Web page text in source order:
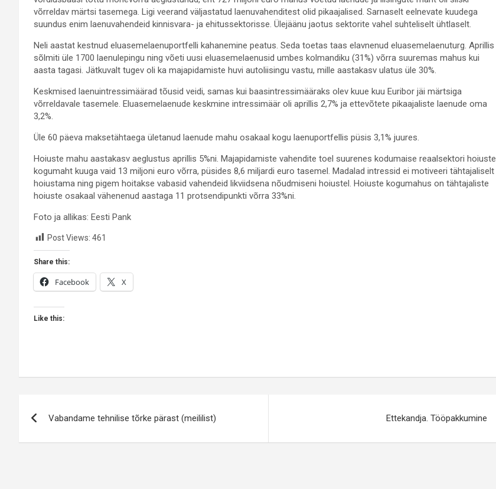
võrreldav märtsi tasemega. Ligi veerand väljastatud laenuvahenditest olid pikaajalised. Sarnaselt eelnevate kuudega
suundus enim laenuvahendeid kinnisvara- ja ehitussektorisse. Ülejäänu jaotus sektorite vahel suhteliselt ühtlaselt.
Neli aastat kestnud eluasemelaenuportfelli kahanemine peatus. Seda toetas taas elavnenud eluasemelaenuturg. Aprillis
sõlmiti üle 1700 laenulepingu ning võeti uusi eluasemelaenusid umbes kolmandiku (31%) võrra suuremas mahus kui
aasta tagasi. Jätkuvalt tugev oli ka majapidamiste huvi autoliisingu vastu, mille aastakasv ulatus üle 30%.
Keskmised laenuintressimäärad tõusid veidi, samas kui baasintressimääraks olev kuue kuu Euribor jäi märtsiga
võrreldavale tasemele. Eluasemelaenude keskmine intressimäär oli aprillis 2,7% ja ettevõtete pikaajaliste laenude oma
3,2%.
Üle 60 päeva maksetähtaega ületanud laenude mahu osakaal kogu laenuportfellis püsis 3,1% juures.
Hoiuste mahu aastakasv aeglustus aprillis 5%ni. Majapidamiste vahendite toel suurenes kodumaise reaalsektori hoiuste
kogumaht kuuga vaid 13 miljoni euro võrra, püsides 8,6 miljardi euro tasemel. Madalad intressid ei motiveeri tähtajaliselt
hoiustama ning pigem hoitakse vabasid vahendeid likviidsena nõudmiseni hoiustel. Hoiuste kogumahus on tähtajaliste
hoiuste osakaal vähenenud aastaga 11 protsendipunkti võrra 33%ni.
Foto ja allikas: Eesti Pank
Post Views: 461
Share this:
Facebook X
Like this:
Vabandame tehnilise tõrke pärast (meililist) Ettekandja. Tööpakkumine